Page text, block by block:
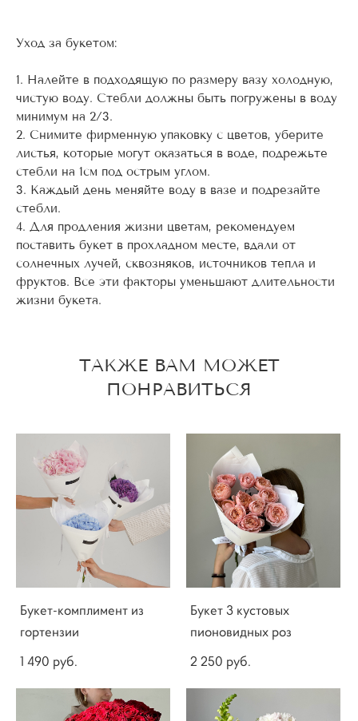
Уход за букетом:
1. Налейте в подходящую по размеру вазу холодную,
чистую воду. Стебли должны быть погружены в воду
минимум на 2/3.
2. Снимите фирменную упаковку с цветов, уберите
листья, которые могут оказаться в воде, подрежьте
стебли на 1см под острым углом.
3. Каждый день меняйте воду в вазе и подрезайте
стебли.
4. Для продления жизни цветам, рекомендуем
поставить букет в прохладном месте, вдали от
солнечных лучей, сквозняков, источников тепла и
фруктов. Все эти факторы уменьшают длительности
жизни букета.
ТАКЖЕ ВАМ МОЖЕТ
ПОНРАВИТЬСЯ
Букет-комплимент из
гортензии
1 490 pуб.
Букет 3 кустовых
пионовидных роз
2 250 pуб.